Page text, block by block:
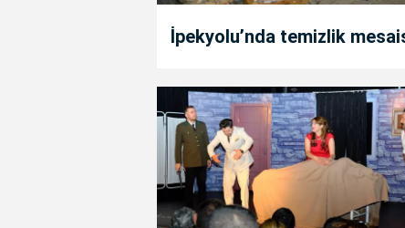
İpekyolu’nda temizlik